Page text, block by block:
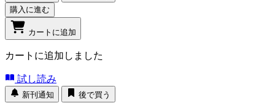
購入に進む
カートに追加
カートに追加しました
試し読み
新刊通知 後で買う